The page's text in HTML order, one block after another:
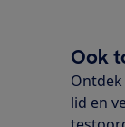
Ook
lid en